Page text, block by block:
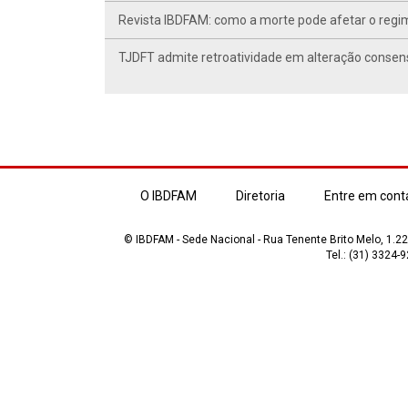
Revista IBDFAM: como a morte pode afetar o
TJDFT admite retroatividade em alteração
O IBDFAM Diretoria Entre em
© IBDFAM - Sede Nacional - Rua Tenente Brito Melo,
Tel.: (31) 3324-